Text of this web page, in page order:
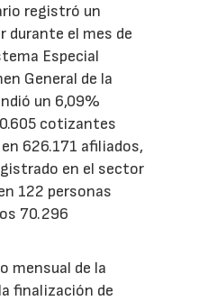
registró un
durante el mes de
Especial
General de la
un 6,09%
cotizantes
626.171 afiliados,
en el sector
122 personas
70.296
mensual de la
finalización de